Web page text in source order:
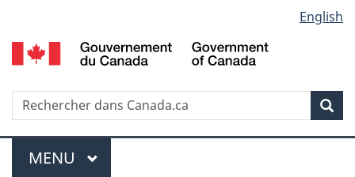
au
contenu
propos
de
la
HTML
simplifiée
selection
English
Recherche
Menu
MENU PRINCIPAL